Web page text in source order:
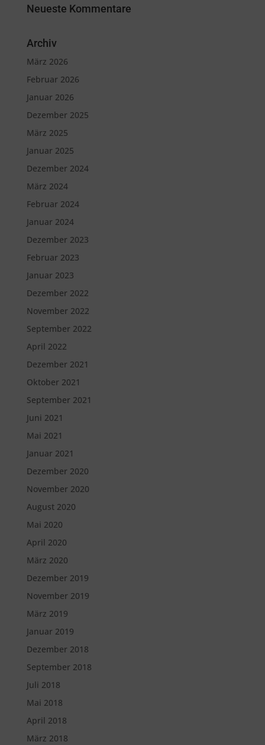
Neueste Kommentare
Archiv
März 2026
Februar 2026
Januar 2026
Dezember 2025
März 2025
Januar 2025
Dezember 2024
März 2024
Februar 2024
Januar 2024
Dezember 2023
Februar 2023
Januar 2023
Dezember 2022
November 2022
September 2022
April 2022
Dezember 2021
Oktober 2021
September 2021
Juni 2021
Mai 2021
Januar 2021
Dezember 2020
November 2020
August 2020
Mai 2020
April 2020
März 2020
Dezember 2019
November 2019
März 2019
Januar 2019
Dezember 2018
September 2018
Juli 2018
Mai 2018
April 2018
März 2018